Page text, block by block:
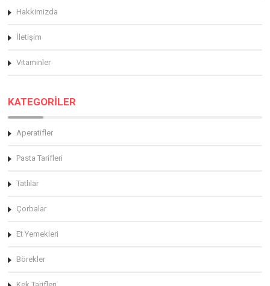
Hakkimizda
İletişim
Vitaminler
KATEGORİLER
Aperatifler
Pasta Tarifleri
Tatlılar
Çorbalar
Et Yemekleri
Börekler